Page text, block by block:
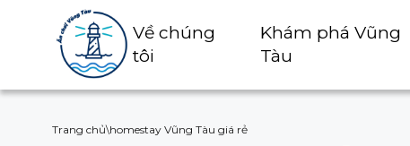
Về chúng
tôi
Khám phá Vũng
Tàu
Trang chủ\homestay Vũng Tàu giá rẻ